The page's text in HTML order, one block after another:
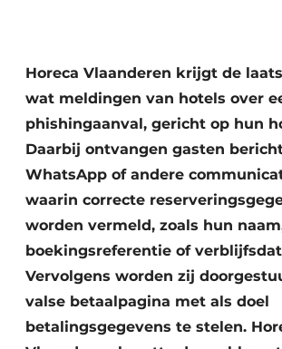
Horeca Vlaanderen krijgt de
wat meldingen van hotels over
phishingaanval, gericht op hun
Daarbij ontvangen gasten
WhatsApp of andere
waarin correcte
worden vermeld, zoals hun
boekingsreferentie of
Vervolgens worden zij
valse betaalpagina met als doel
betalingsgegevens te stelen.